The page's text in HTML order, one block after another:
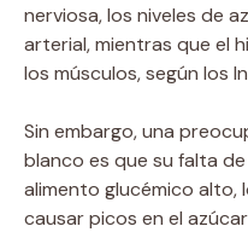
nerviosa, los niveles de
arterial, mientras que el
los músculos, según los
Sin embargo, una
blanco es que su falta
alimento glucémico alto,
causar picos en el